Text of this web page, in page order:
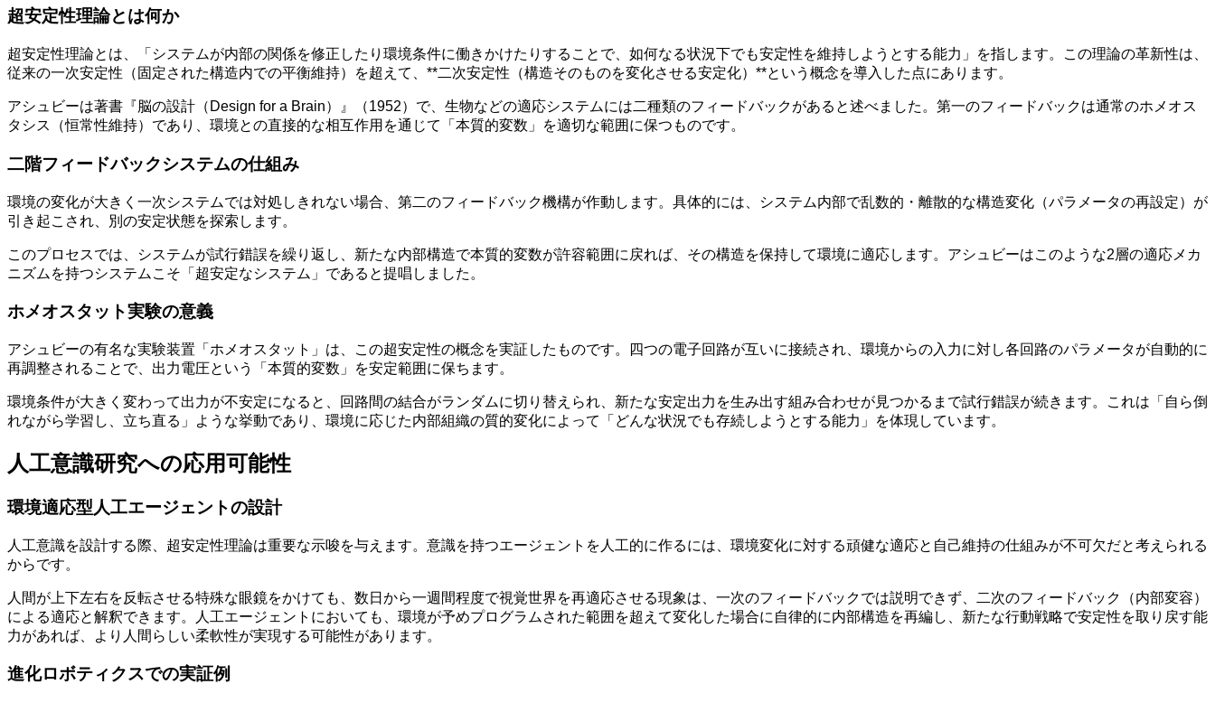
超安定性理論とは何か
超安定性理論とは、「システムが内部の関係を修正したり環境条件に働きかけたりすることで、如何なる状況下でも安定性を維持しようとする能力」を指します。この理論の革新性は、
従来の一次安定性（固定された構造内での平衡維持）を超えて、**二次安定性（構造そのものを変化させる安定化）**という概念を導入した点にあります。
アシュビーは著書『脳の設計（Design for a Brain）』（1952）で、生物などの適応システムには二種類のフィードバックがあると述べました。第一のフィードバックは通常のホメオス
タシス（恒常性維持）であり、環境との直接的な相互作用を通じて「本質的変数」を適切な範囲に保つものです。
二階フィードバックシステムの仕組み
環境の変化が大きく一次システムでは対処しきれない場合、第二のフィードバック機構が作動します。具体的には、システム内部で乱数的・離散的な構造変化（パラメータの再設定）が
引き起こされ、別の安定状態を探索します。
このプロセスでは、システムが試行錯誤を繰り返し、新たな内部構造で本質的変数が許容範囲に戻れば、その構造を保持して環境に適応します。アシュビーはこのような2層の適応メカ
ニズムを持つシステムこそ「超安定なシステム」であると提唱しました。
ホメオスタット実験の意義
アシュビーの有名な実験装置「ホメオスタット」は、この超安定性の概念を実証したものです。四つの電子回路が互いに接続され、環境からの入力に対し各回路のパラメータが自動的に
再調整されることで、出力電圧という「本質的変数」を安定範囲に保ちます。
環境条件が大きく変わって出力が不安定になると、回路間の結合がランダムに切り替えられ、新たな安定出力を生み出す組み合わせが見つかるまで試行錯誤が続きます。これは「自ら倒
れながら学習し、立ち直る」ような挙動であり、環境に応じた内部組織の質的変化によって「どんな状況でも存続しようとする能力」を体現しています。
人工意識研究への応用可能性
環境適応型人工エージェントの設計
人工意識を設計する際、超安定性理論は重要な示唆を与えます。意識を持つエージェントを人工的に作るには、環境変化に対する頑健な適応と自己維持の仕組みが不可欠だと考えられる
からです。
人間が上下左右を反転させる特殊な眼鏡をかけても、数日から一週間程度で視覚世界を再適応させる現象は、一次のフィードバックでは説明できず、二次のフィードバック（内部変容）
による適応と解釈できます。人工エージェントにおいても、環境が予めプログラムされた範囲を超えて変化した場合に自律的に内部構造を再編し、新たな行動戦略で安定性を取り戻す能
力があれば、より人間らしい柔軟性が実現する可能性があります。
進化ロボティクスでの実証例